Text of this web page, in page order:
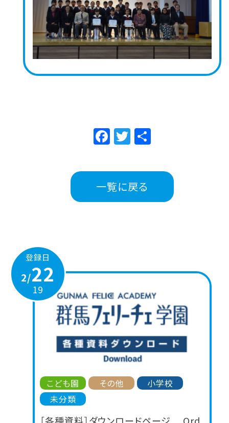
Facebook
Twitter
一覧に戻る
登録日
2/22
19
こども園 その他
小学校
未分類